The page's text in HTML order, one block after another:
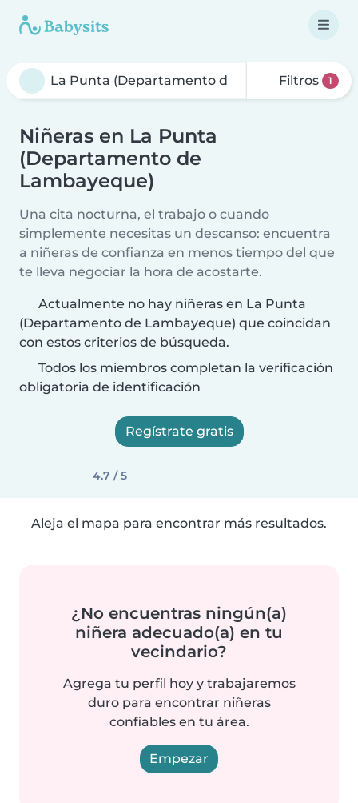
Filtros 1
Niñeras en La Punta
(Departamento de
Lambayeque)
Una cita nocturna, el trabajo o cuando
simplemente necesitas un descanso: encuentra
a niñeras de confianza en menos tiempo del que
te lleva negociar la hora de acostarte.
Actualmente no hay niñeras en La Punta
(Departamento de Lambayeque) que coincidan
con estos criterios de búsqueda.
Todos los miembros completan la verificación
obligatoria de identificación
Regístrate gratis
4.7 / 5
Aleja el mapa para encontrar más resultados.
¿No encuentras ningún(a)
niñera adecuado(a) en tu
vecindario?
Agrega tu perfil hoy y trabajaremos
duro para encontrar niñeras
confiables en tu área.
Empezar